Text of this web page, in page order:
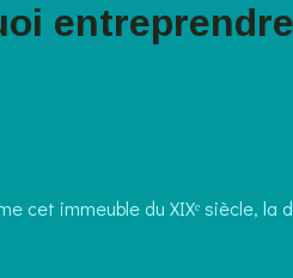
cet immeuble du XIXᵉ siècle, la